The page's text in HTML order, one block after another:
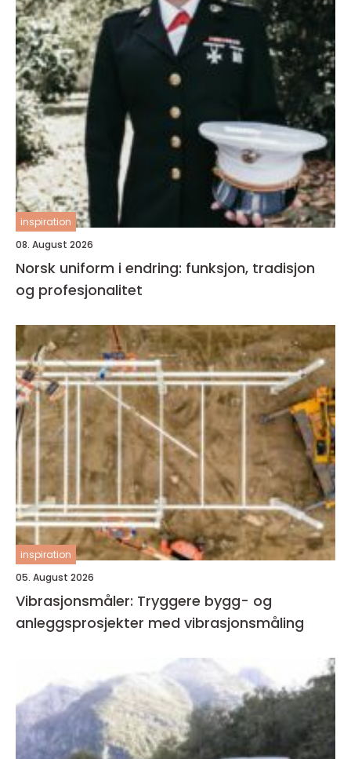
inspiration
08. August 2026
Norsk uniform i endring: funksjon, tradisjon
og profesjonalitet
inspiration
05. August 2026
Vibrasjonsmåler: Tryggere bygg- og
anleggsprosjekter med vibrasjonsmåling